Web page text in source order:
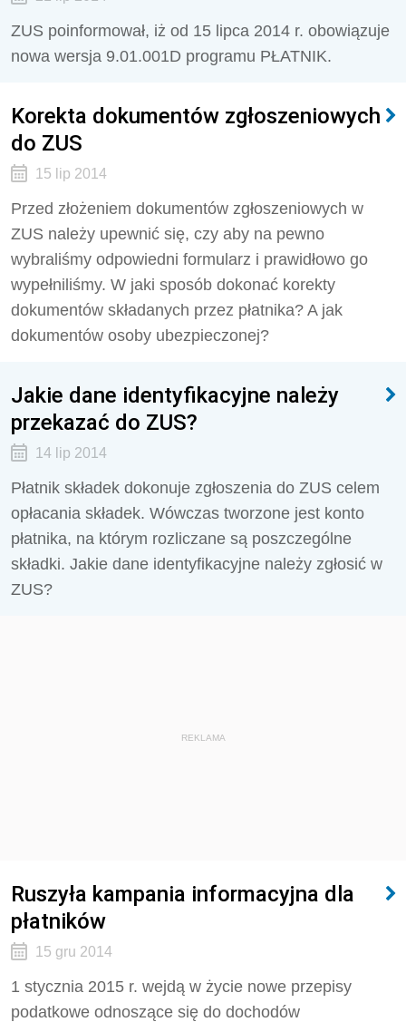
ZUS poinformował, iż od 15 lipca 2014 r. obowiązuje
nowa wersja 9.01.001D programu PŁATNIK.
Korekta dokumentów zgłoszeniowych
do ZUS
15 lip 2014
Przed złożeniem dokumentów zgłoszeniowych w
ZUS należy upewnić się, czy aby na pewno
wybraliśmy odpowiedni formularz i prawidłowo go
wypełniliśmy. W jaki sposób dokonać korekty
dokumentów składanych przez płatnika? A jak
dokumentów osoby ubezpieczonej?
Jakie dane identyfikacyjne należy
przekazać do ZUS?
14 lip 2014
Płatnik składek dokonuje zgłoszenia do ZUS celem
opłacania składek. Wówczas tworzone jest konto
płatnika, na którym rozliczane są poszczególne
składki. Jakie dane identyfikacyjne należy zgłosić w
ZUS?
REKLAMA
Ruszyła kampania informacyjna dla
płatników
15 gru 2014
1 stycznia 2015 r. wejdą w życie nowe przepisy
podatkowe odnoszące się do dochodów